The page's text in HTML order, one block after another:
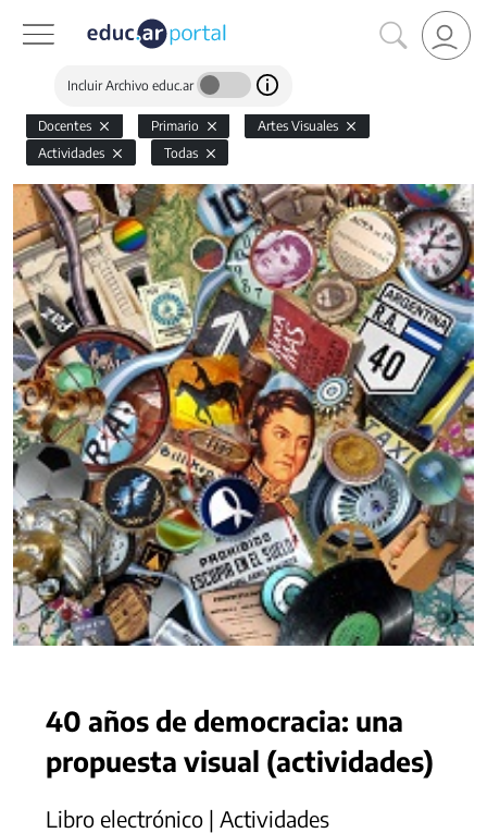
Incluir Archivo educ.ar
Docentes Primario
Artes Visuales
Actividades
Todas
40 años de democracia: una
propuesta visual (actividades)
Libro electrónico | Actividades